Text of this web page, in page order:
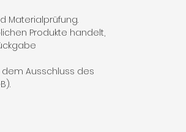
Materialprüfung.
Produkte handelt,
Ausschluss des